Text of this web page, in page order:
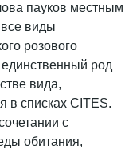
пауков местным
виды
розового
род
вида,
в списках CITES.
с
обитания,